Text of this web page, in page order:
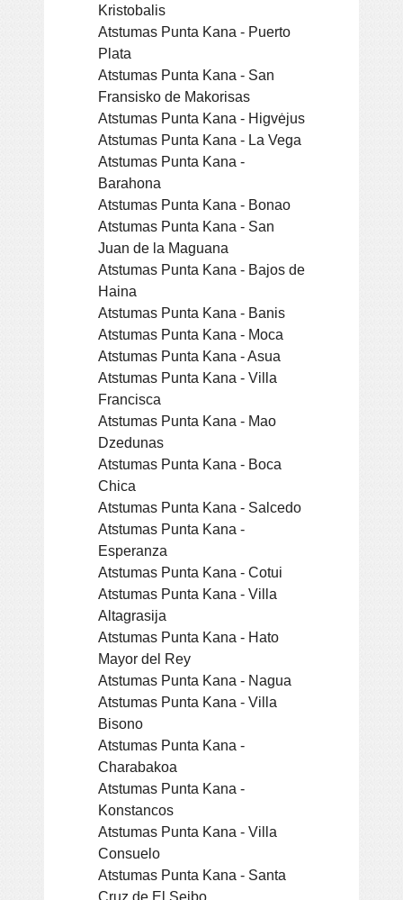
Kristobalis
Atstumas Punta Kana - Puerto
Plata
Atstumas Punta Kana - San
Fransisko de Makorisas
Atstumas Punta Kana - Higvėjus
Atstumas Punta Kana - La Vega
Atstumas Punta Kana -
Barahona
Atstumas Punta Kana - Bonao
Atstumas Punta Kana - San
Juan de la Maguana
Atstumas Punta Kana - Bajos de
Haina
Atstumas Punta Kana - Banis
Atstumas Punta Kana - Moca
Atstumas Punta Kana - Asua
Atstumas Punta Kana - Villa
Francisca
Atstumas Punta Kana - Mao
Dzedunas
Atstumas Punta Kana - Boca
Chica
Atstumas Punta Kana - Salcedo
Atstumas Punta Kana -
Esperanza
Atstumas Punta Kana - Cotui
Atstumas Punta Kana - Villa
Altagrasija
Atstumas Punta Kana - Hato
Mayor del Rey
Atstumas Punta Kana - Nagua
Atstumas Punta Kana - Villa
Bisono
Atstumas Punta Kana -
Charabakoa
Atstumas Punta Kana -
Konstancos
Atstumas Punta Kana - Villa
Consuelo
Atstumas Punta Kana - Santa
Cruz de El Seibo